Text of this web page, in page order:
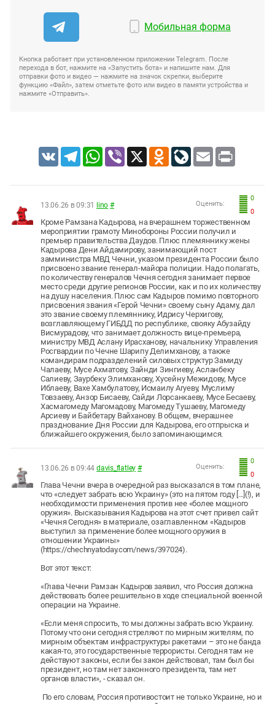
Мобильная форма
Кнопка работает при установленном приложении Telegram. После
перехода в бот, нажмите на «Запустить бота» и напишите нам. Для
отправки фото и видео — нажмите на значок скрепки, выберите
функцию «Файл», затем отметьте фото или видео в памяти устройства и
нажмите «Отправить».
VK TelegramWhatsApp
Viber X Odnoklassniki
LiveJournal
Email Print
0
0
Оценить:
13.06.26 в 09:31 lino #
Кроме Рамзана Кадырова, на вчерашнем торжественном
мероприятии грамоту Минобороны России получил и
премьер правительства Даудов. Плюс племяннику жены
Кадырова Дени Айдамирову, занимающий пост
замминистра МВД Чечни, указом президента России было
присвоено звание генерал-майора полиции. Надо полагать,
по количеству генералов Чечня сегодня занимает первое
место среди другие регионов России, как и по их количеству
на душу населения. Плюс сам Кадыров помимо повторного
присвоения звания «Герой Чечни» своему сыну Адаму, дал
это звание своему племяннику, Идрису Черхигову,
возглавляющему ГИБДД по республике, свояку Абузайду
Висмурадову, что занимает должность вице-премьера,
министру МВД Аслану Ирасханову, начальнику Управления
Росгвардии по Чечне Шарипу Делимханову, а также
командирам подразделений силовых структур Замиду
Чалаеву, Мусе Ахматову, Зайнди Зингиеву, Асланбеку
Салиеву, Заурбеку Элимханову, Хусейну Межидову, Мусе
Иблаеву, Вахе Хамбулатову, Исмаилу Агуеву, Муслиму
Товзаеву, Анзор Бисаеву, Сайди Лорсанкаеву, Мусе Бесаеву,
Хасмагомеду Магомадову, Магомеду Тушаеву, Магомеду
Арсиеву и Байбетару Вайханову. В общем, вчерашнее
празднование Дня России для Кадырова, его отпрыска и
ближайшего окружения, было запоминающимся.
0
0
Оценить:
13.06.26 в 09:44 davis_flatley #
Глава Чечни вчера в очередной раз высказался в том плане,
что «следует забрать всю Украину» (это на пятом году [...](!), и
необходимости применения против нее «более мощного
оружия». Высказывания Кадырова на этот счет привел сайт
«Чечня Сегодня» в материале, озаглавленном «Кадыров
выступил за применение более мощного оружия в
отношении Украины»
(https://chechnyatoday.com/news/397024).
Вот этот текст:
«Глава Чечни Рамзан Кадыров заявил, что Россия должна
действовать более решительно в ходе специальной военной
операции на Украине.
«Если меня спросить, то мы должны забрать всю Украину.
Потому что они сегодня стреляют по мирным жителям, по
мирным объектам инфраструктуры ракетами – это не банда
какая-то, это государственные террористы. Сегодня там не
действуют законы, если бы закон действовал, там был бы
президент, но там нет законного президента, там нет
органов власти», - сказал он.
По его словам, Россия противостоит не только Украине, но и